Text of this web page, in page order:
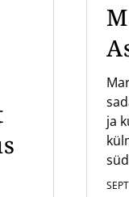
ja